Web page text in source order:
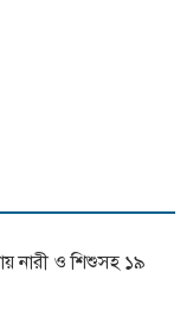
নারী ও শিশুসহ ১৯